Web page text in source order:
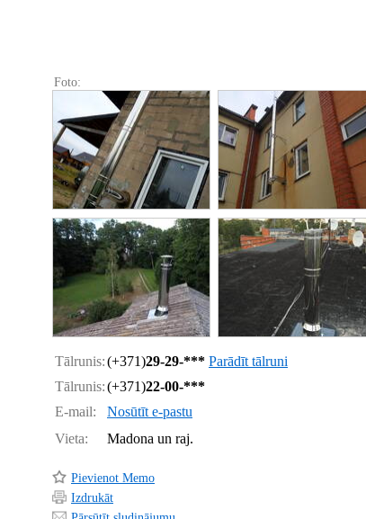
Foto:
Tālrunis:(+371)29-29-*** Parādīt tālruni
Tālrunis:(+371)22-00-***
E-mail:
Nosūtīt e-pastu
Vieta:
Madona un raj.
Pievienot Memo
Izdrukāt